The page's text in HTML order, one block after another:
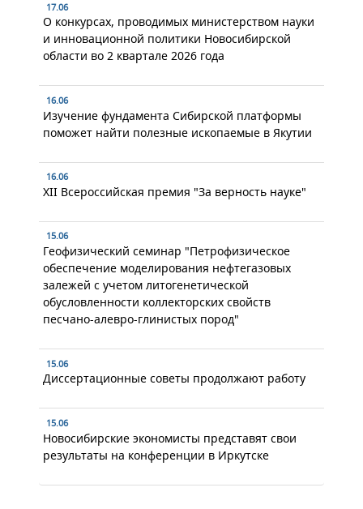
17.06
О конкурсах, проводимых министерством науки
и инновационной политики Новосибирской
области во 2 квартале 2026 года
16.06
Изучение фундамента Сибирской платформы
поможет найти полезные ископаемые в Якутии
16.06
XII Всероссийская премия "За верность науке"
15.06
Геофизический семинар "Петрофизическое
обеспечение моделирования нефтегазовых
залежей с учетом литогенетической
обусловленности коллекторских свойств
песчано-алевро-глинистых пород"
15.06
Диссертационные советы продолжают работу
15.06
Новосибирские экономисты представят свои
результаты на конференции в Иркутске